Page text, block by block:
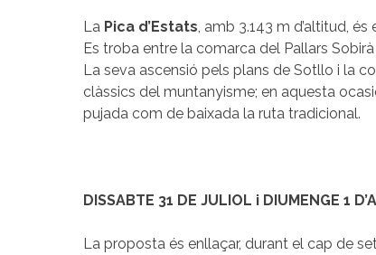
La Pica d’Estats, amb 3.143 m d’altitud,
Es troba entre la comarca del Pallars
La seva ascensió pels plans de Sotllo i la
clàssics del muntanyisme; en aquesta
pujada com de baixada la ruta tradicional.
DISSABTE 31 DE JULIOL i DIUMENGE 1
La proposta és enllaçar, durant el cap de